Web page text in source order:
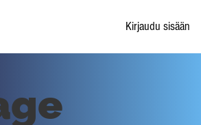
Kirjaudu sisään